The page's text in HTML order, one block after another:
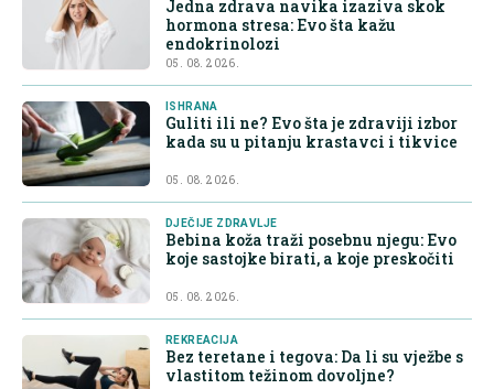
Jedna zdrava navika izaziva skok
hormona stresa: Evo šta kažu
endokrinolozi
05. 08. 2026.
ISHRANA
Guliti ili ne? Evo šta je zdraviji izbor
kada su u pitanju krastavci i tikvice
05. 08. 2026.
DJEČIJE ZDRAVLJE
Bebina koža traži posebnu njegu: Evo
koje sastojke birati, a koje preskočiti
05. 08. 2026.
REKREACIJA
Bez teretane i tegova: Da li su vježbe s
vlastitom težinom dovoljne?